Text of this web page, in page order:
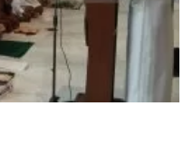
ajang mempererat